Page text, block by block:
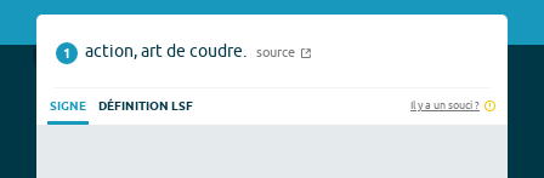
1 action, art de coudre. source
SIGNE DÉFINITION LSF Il y a un souci ?